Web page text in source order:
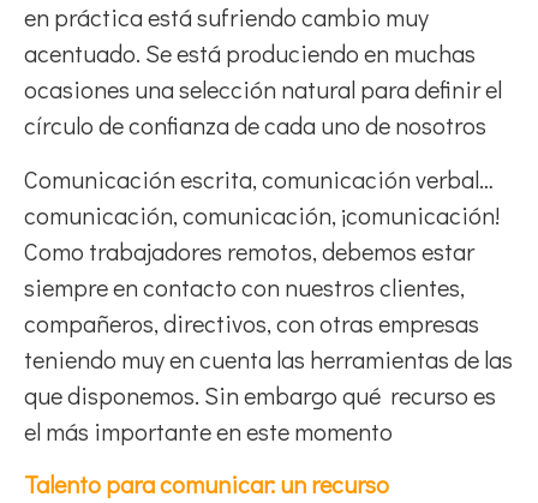
en práctica está sufriendo cambio muy
acentuado. Se está produciendo en muchas
ocasiones una selección natural para definir el
círculo de confianza de cada uno de nosotros
Comunicación escrita, comunicación verbal…
comunicación, comunicación, ¡comunicación!
Como trabajadores remotos, debemos estar
siempre en contacto con nuestros clientes,
compañeros, directivos, con otras empresas
teniendo muy en cuenta las herramientas de las
que disponemos. Sin embargo qué recurso es
el más importante en este momento
Talento para comunicar: un recurso